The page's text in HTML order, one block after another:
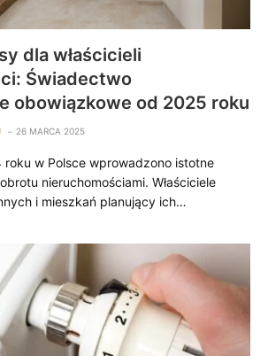
dla właścicieli
Świadectwo
obowiązkowe od 2025 roku
26 MARCA 2025
roku w Polsce wprowadzono istotne
nieruchomościami. Właściciele
i mieszkań planujący ich…